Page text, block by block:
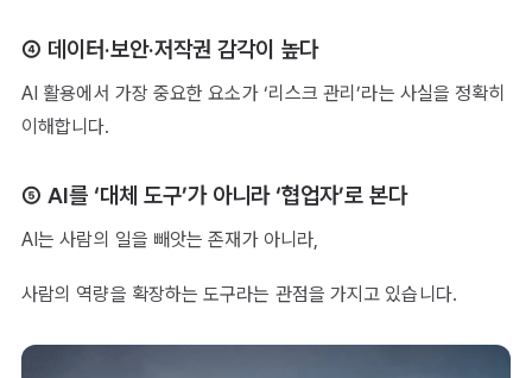
④ 데이터·보안·저작권 감각이 높다
AI 활용에서 가장 중요한 요소가 ‘리스크 관리’라는 사실을 정확히
이해합니다.
⑤ AI를 ‘대체 도구’가 아니라 ‘협업자’로 본다
AI는 사람의 일을 빼앗는 존재가 아니라,
사람의 역량을 확장하는 도구라는 관점을 가지고 있습니다.